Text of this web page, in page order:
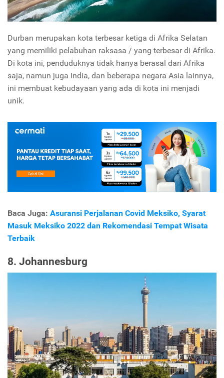
Durban merupakan kota terbesar ketiga di Afrika Selatan
yang memiliki pelabuhan raksasa / yang terbesar di Afrika.
Di kota ini, penduduknya tidak hanya berasal dari Afrika
saja, namun juga India, dan beberapa negara Asia lainnya,
ini membuat kebudayaan yang ada di kota ini menjadi
unik.
Baca Juga: Asuransi Perjalanan Covid Meksiko, Syarat
Masuk Meksiko 2022 dan Rekomendasi Tempat Wisata
Terbaik
8. Johannesburg